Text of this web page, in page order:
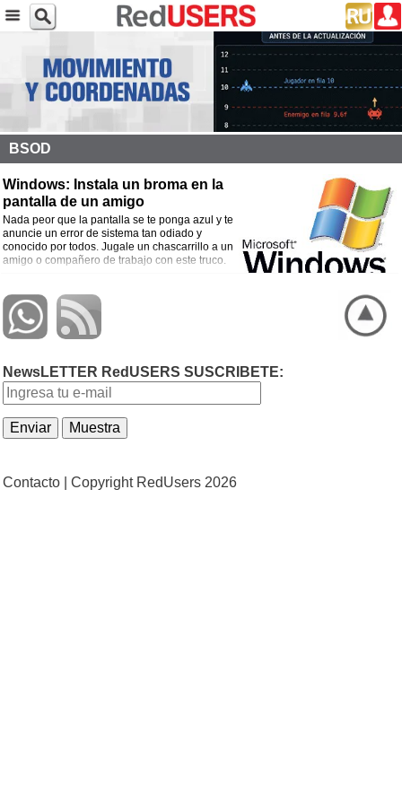
BSOD
Windows: Instala un broma en la
pantalla de un amigo
Nada peor que la pantalla se te ponga azul y te
anuncie un error de sistema tan odiado y
conocido por todos. Jugale un chascarrillo a un
amigo o compañero de trabajo con este truco.
NewsLETTER RedUSERS SUSCRIBETE:
Contacto | Copyright RedUsers 2026